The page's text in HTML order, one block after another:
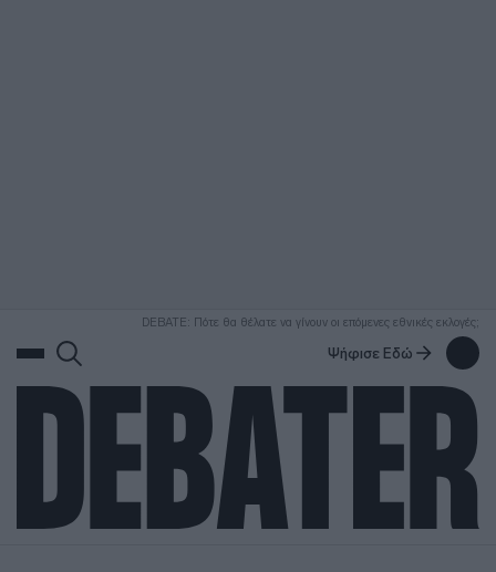
DEBATE: Πότε θα θέλατε να γίνουν οι επόμενες εθνικές εκλογές;
Ψήφισε Εδώ